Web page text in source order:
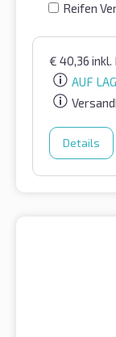
Reifen
€ 40,36 inkl.
AUF
Details